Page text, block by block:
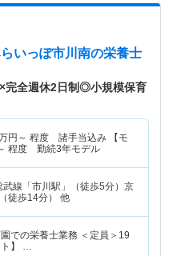
いっぽ市川南の栄養士
完全週休2日制◎小規模保育
円～ 程度 諸手当込み 【モ
程度 勤続3年モデル
武線「市川駅」（徒歩5分）京
徒歩14分） 他
での栄養士業務 ＜定員＞19
ト】 …